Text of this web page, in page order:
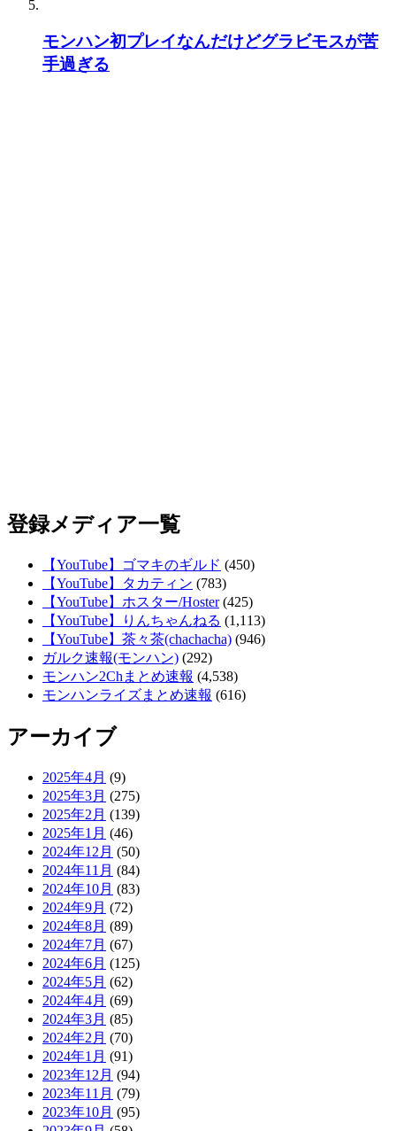
モンハン初プレイなんだけどグラビモスが苦
手過ぎる
登録メディア一覧
【YouTube】ゴマキのギルド (450)
【YouTube】タカティン (783)
【YouTube】ホスター/Hoster(425)
【YouTube】りんちゃんねる (1,113)
【YouTube】茶々茶(chachacha) (946)
ガルク速報(モンハン) (292)
モンハン2Chまとめ速報 (4,538)
モンハンライズまとめ速報 (616)
アーカイブ
2025年4月 (9)
2025年3月 (275)
2025年2月 (139)
2025年1月 (46)
2024年12月 (50)
2024年11月 (84)
2024年10月 (83)
2024年9月 (72)
2024年8月 (89)
2024年7月 (67)
2024年6月 (125)
2024年5月 (62)
2024年4月 (69)
2024年3月 (85)
2024年2月 (70)
2024年1月 (91)
2023年12月 (94)
2023年11月 (79)
2023年10月 (95)